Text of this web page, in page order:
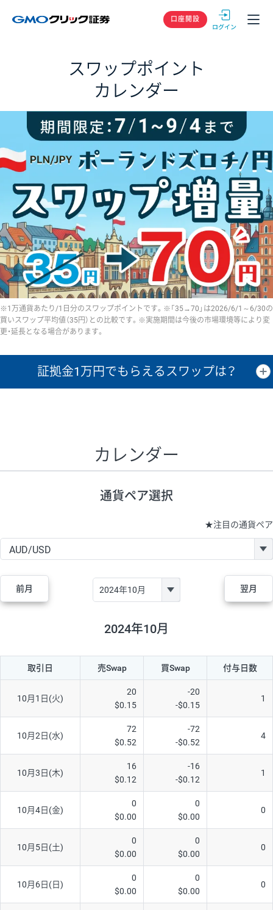
GMOクリック
口座開設
スワップポイント
カレンダー
※1万通貨あたり/1日分のスワップポイントです。※「35→70」は2026/6/1～6/30の
買いスワップ平均値（35円）との比較です。※実施期間は今後の市場環境等により変
更・延長となる場合があります。
証拠金1万円でもらえるスワップは？
1万通貨
昇順 降順
25.5円
EUR/JPY 80円 72,570円 11円
GBP/JPY 182円 84,970円 21.4円
AUD/JPY 25円
NZD/JPY 48円 37,070円 12.9円
40円 44,970円
TRY/JPY 25円 1,330円 187.9円
70円 16,870円
HUF/JPY
ZAR/JPY 130円 38,040円 34.1円
MXN/JPY 140円 36,350円
1円 84,980円
27円 37,070円
EUR/GBP
EUR/AUD 102円 72,650円 14円
カレンダー
通貨ペア選択
★注目の通貨ペア
前月 翌月
2024年10月
取引日 売Swap 買Swap 付与日数
10月1日(火)
20
$0.15
-20
-$0.15
1
10月2日(水)
72
$0.52
-72
-$0.52
4
10月3日(木)
16
$0.12
-16
-$0.12
1
10月4日(金)
0
$0.00
0
$0.00
0
10月5日(土)
0
$0.00
0
$0.00
0
10月6日(日)
0
$0.00
0
$0.00
0